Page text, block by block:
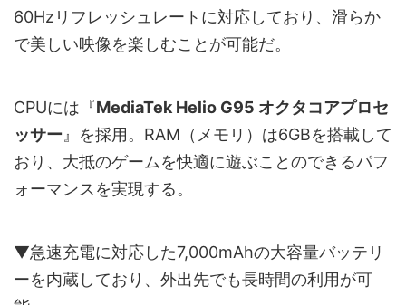
60Hzリフレッシュレートに対応しており、滑らか
で美しい映像を楽しむことが可能だ。
CPUには『MediaTek Helio G95 オクタコアプロセ
ッサー 』を採用。RAM（メモリ）は6GBを搭載して
おり、大抵のゲームを快適に遊ぶことのできるパフ
ォーマンスを実現する。
▼急速充電に対応した7,000mAhの大容量バッテリ
ーを内蔵しており、外出先でも長時間の利用が可